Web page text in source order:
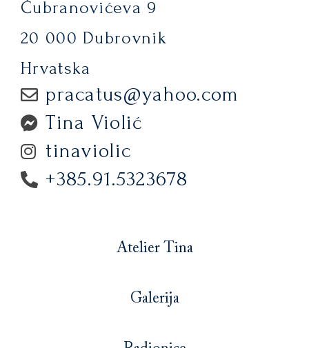
Čubranovićeva 9
20 000 Dubrovnik
Hrvatska
pracatus@yahoo.com
Tina Violić
tinaviolic
+385.91.5323678
Atelier Tina
Galerija